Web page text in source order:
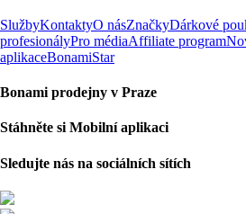
SlužbyKontaktyO násZnačkyDárkové
profesionályPro médiaAffiliate program
aplikaceBonamiStar
Bonami prodejny v Praze
Stáhněte si Mobilní aplikaci
Sledujte nás na sociálních sítích